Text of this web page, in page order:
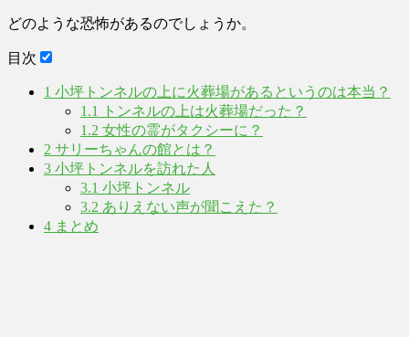
どのような恐怖があるのでしょうか。
目次
1 小坪トンネルの上に火葬場があるというのは本当？
1.1
トンネルの上は火葬場だった？
1.2 女性の霊がタクシーに？
2 サリーちゃんの館とは？
3 小坪トンネルを訪れた人
3.1 小坪トンネル
3.2 ありえない声が聞こえた？
4 まとめ